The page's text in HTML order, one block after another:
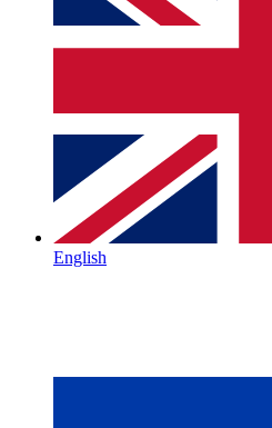
English